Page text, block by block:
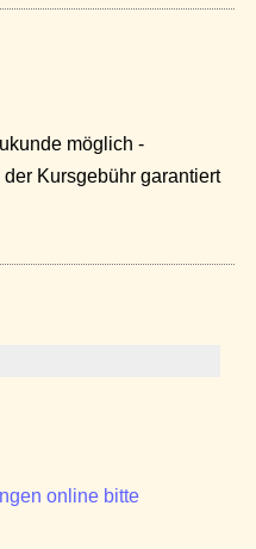
möglich -
Kursgebühr garantiert
online bitte